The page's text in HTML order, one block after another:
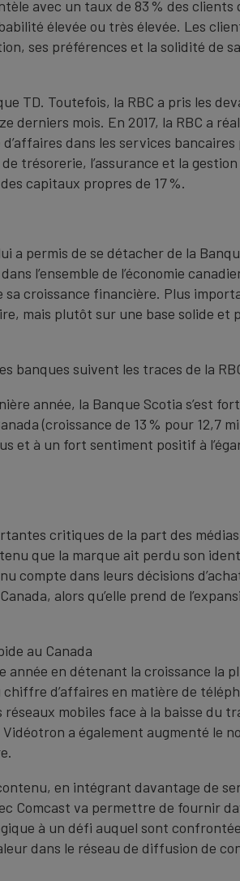
avec un taux de 83 % des
élevée ou très élevée. Les
ses préférences et la solidité de
TD. Toutefois, la RBC a pris les
derniers mois. En 2017, la RBC a
dans les services
trésorerie, l’assurance et la
capitaux propres de 17 %.
a permis de se détacher de la
l’ensemble de l’économie
croissance financière. Plus
mais plutôt sur une base solide et
banques suivent les traces de la
année, la Banque Scotia s’est
(croissance de 13 % pour 12,7
et à un fort sentiment positif à
critiques de la part des
que la marque ait perdu son
compte dans leurs décisions
alors qu’elle prend de
au Canada
en détenant la croissance la
d’affaires en matière de
mobiles face à la baisse du
a également augmenté le
en intégrant davantage de
Comcast va permettre de fournir
à un défi auquel sont
dans le réseau de diffusion de